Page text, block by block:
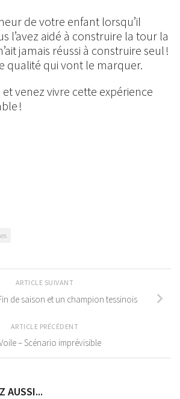
de votre enfant lorsqu’il
l’avez aidé à construire la tour la
jamais réussi à construire seul !
qualité qui vont le marquer.
venez vivre cette expérience
!
ARTICLE SUIVANT
de saison et un champion tessinois
ARTICLE PRÉCÉDENT
– Scénario imprévisible
AUSSI...